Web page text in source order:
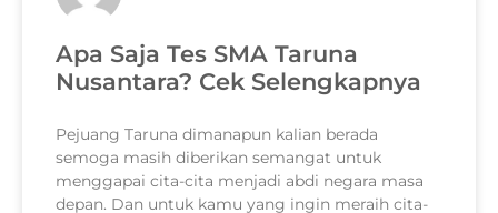
Apa Saja Tes SMA Taruna
Nusantara? Cek Selengkapnya
Pejuang Taruna dimanapun kalian berada
semoga masih diberikan semangat untuk
menggapai cita-cita menjadi abdi negara masa
depan. Dan untuk kamu yang ingin meraih cita-